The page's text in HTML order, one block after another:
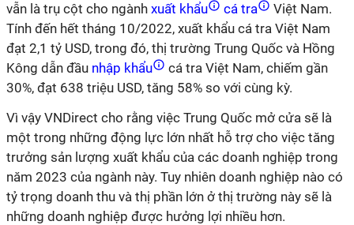
vẫn là trụ cột cho ngành xuất khẩu cá tra
Việt Nam.
Tính đến hết tháng 10/2022, xuất khẩu cá tra Việt Nam
đạt 2,1 tỷ USD, trong đó, thị trường Trung Quốc và Hồng
Kông dẫn đầu nhập khẩu
cá tra Việt Nam, chiếm gần
30%, đạt 638 triệu USD, tăng 58% so với cùng kỳ.
Vì vậy VNDirect cho rằng việc Trung Quốc mở cửa sẽ là
một trong những động lực lớn nhất hỗ trợ cho việc tăng
trưởng sản lượng xuất khẩu của các doanh nghiệp trong
năm 2023 của ngành này. Tuy nhiên doanh nghiệp nào có
tỷ trọng doanh thu và thị phần lớn ở thị trường này sẽ là
những doanh nghiệp được hưởng lợi nhiều hơn.